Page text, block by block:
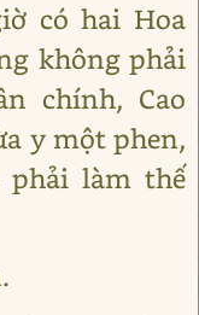
có hai Hoa
không phải
chính, Cao
y một phen,
phải làm thế